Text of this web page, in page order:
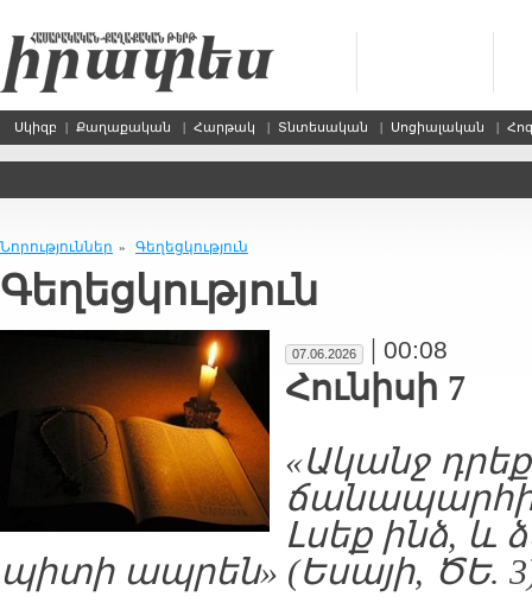
Սկիզբ | Քաղաքական | Հարթակ | Տնտեսական | Սոցիալական |
Նորություններ » Գեղեցկություն
Գեղեցկություն
07.06.2026 | 00:08
Հունիսի 7
«Ականջ
Լսեք ինձ, և
պիտի ապրեն» (Եսայի, ԾԵ.